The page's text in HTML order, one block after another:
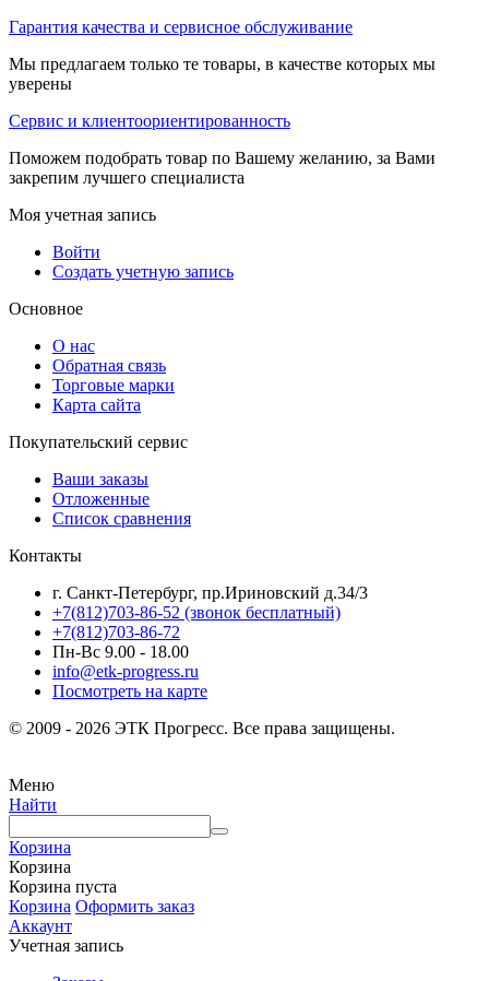
Гарантия качества и сервисное обслуживание
Мы предлагаем только те товары, в качестве которых мы
уверены
Сервис и клиентоориентированность
Поможем подобрать товар по Вашему желанию, за Вами
закрепим лучшего специалиста
Моя учетная запись
Войти
Создать учетную запись
Основное
О нас
Обратная связь
Торговые марки
Карта сайта
Покупательский сервис
Ваши заказы
Отложенные
Список сравнения
Контакты
г. Санкт-Петербург, пр.Ириновский д.34/3
+7(812)703-86-52 (звонок бесплатный)
+7(812)703-86-72
Пн-Вс 9.00 - 18.00
info@etk-progress.ru
Посмотреть на карте
© 2009 - 2026 ЭТК Прогресс. Все права защищены.
Меню
Найти
Корзина
Корзина
Корзина пуста
Корзина Оформить заказ
Аккаунт
Учетная запись